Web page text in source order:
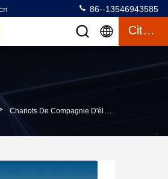
86--13546943585
Citation
Chariots De Compagnie D'électricité